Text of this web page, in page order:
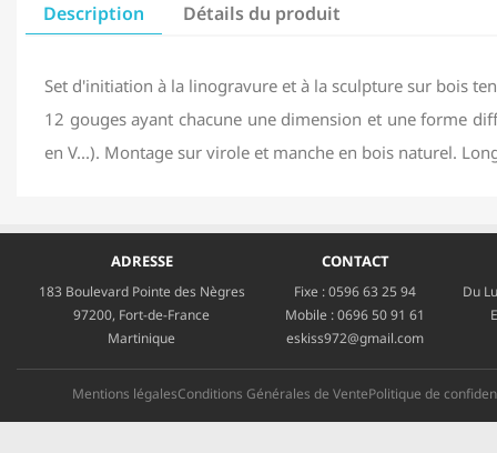
Description Détails du produit
Set d'initiation à la linogravure et à la sculpture sur bois
12 gouges ayant chacune une dimension et une forme
en V...). Montage sur virole et manche en bois naturel.
ADRESSE
183 Boulevard Pointe des Nègres
97200, Fort-de-France
Martinique
CONTACT
Fixe :0596 63 25 94
Mobile :0696 50 91 61
eskiss972@gmail.com
Du
Mentions légalesConditions Générales de VentePolitique de